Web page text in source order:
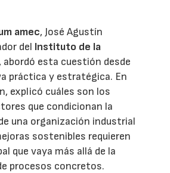
amec, José Agustín
del Instituto de la
, abordó esta cuestión desde
práctica y estratégica. En
explicó cuáles son los
que condicionan la
una organización industrial
sostenibles requieren
que vaya más allá de la
procesos concretos.